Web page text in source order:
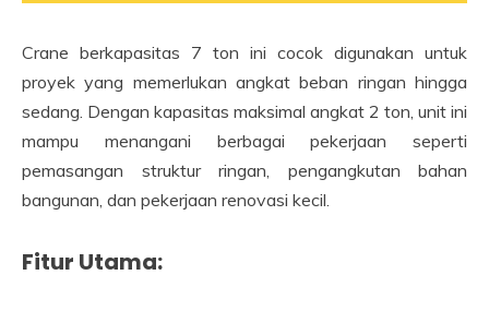
Crane berkapasitas 7 ton ini cocok digunakan untuk
proyek yang memerlukan angkat beban ringan hingga
sedang. Dengan kapasitas maksimal angkat 2 ton, unit ini
mampu menangani berbagai pekerjaan seperti
pemasangan struktur ringan, pengangkutan bahan
bangunan, dan pekerjaan renovasi kecil.
Fitur Utama: